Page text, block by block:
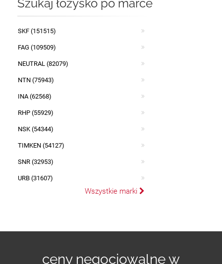
Szukaj łożysko po marce
SKF (151515)
FAG (109509)
NEUTRAL (82079)
NTN (75943)
INA (62568)
RHP (55929)
NSK (54344)
TIMKEN (54127)
SNR (32953)
URB (31607)
Wszystkie marki
ceny negocjowalne w